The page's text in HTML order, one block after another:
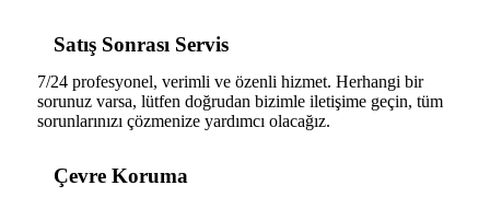
Satış Sonrası Servis
7/24 profesyonel, verimli ve özenli hizmet. Herhangi bir
sorunuz varsa, lütfen doğrudan bizimle iletişime geçin, tüm
sorunlarınızı çözmenize yardımcı olacağız.
Çevre Koruma